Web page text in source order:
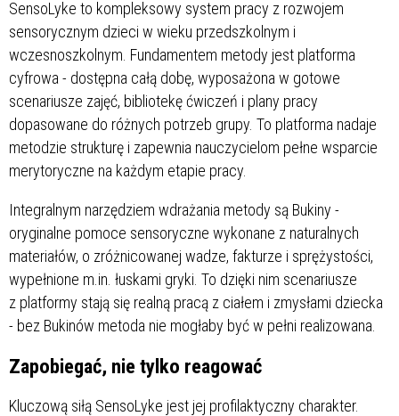
SensoLyke to kompleksowy system pracy z rozwojem
sensorycznym dzieci w wieku przedszkolnym i
wczesnoszkolnym. Fundamentem metody jest platforma
cyfrowa - dostępna całą dobę, wyposażona w gotowe
scenariusze zajęć, bibliotekę ćwiczeń i plany pracy
dopasowane do różnych potrzeb grupy. To platforma nadaje
metodzie strukturę i zapewnia nauczycielom pełne wsparcie
merytoryczne na każdym etapie pracy.
Integralnym narzędziem wdrażania metody są Bukiny -
oryginalne pomoce sensoryczne wykonane z naturalnych
materiałów, o zróżnicowanej wadze, fakturze i sprężystości,
wypełnione m.in. łuskami gryki. To dzięki nim scenariusze
z platformy stają się realną pracą z ciałem i zmysłami dziecka
- bez Bukinów metoda nie mogłaby być w pełni realizowana.
Zapobiegać, nie tylko reagować
Kluczową siłą SensoLyke jest jej profilaktyczny charakter.